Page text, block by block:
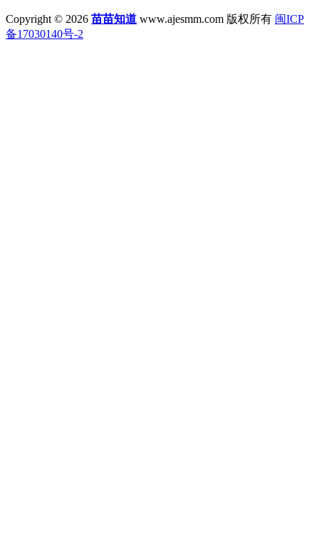
Copyright © 2026 苗苗知道 www.ajesmm.com 版权所有 闽ICP
备17030140号-2